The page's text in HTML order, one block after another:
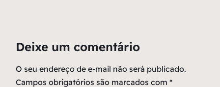
Deixe um comentário
O seu endereço de e-mail não será publicado.
Campos obrigatórios são marcados com *